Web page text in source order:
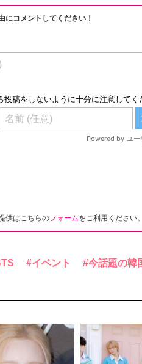
にコメントしてください！
供はこちらのフォームをご利用ください。
イベント 今話題の韓